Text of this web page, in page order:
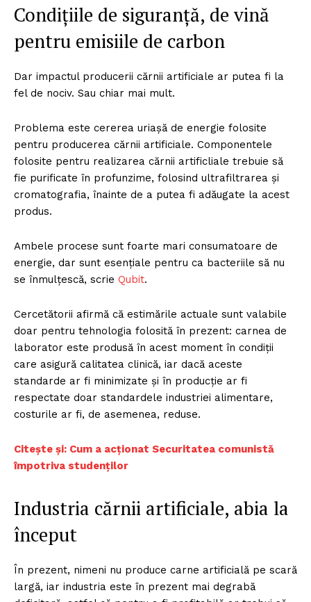
Condițiile de siguranță, de vină
pentru emisiile de carbon
Dar impactul producerii cărnii artificiale ar putea fi la
fel de nociv. Sau chiar mai mult.
Problema este cererea uriașă de energie folosite
pentru producerea cărnii artificiale. Componentele
folosite pentru realizarea cărnii artificliale trebuie să
fie purificate în profunzime, folosind ultrafiltrarea și
cromatografia, înainte de a putea fi adăugate la acest
produs.
Ambele procese sunt foarte mari consumatoare de
energie, dar sunt esențiale pentru ca bacteriile să nu
se înmulțescă, scrie Qubit.
Cercetătorii afirmă că estimările actuale sunt valabile
doar pentru tehnologia folosită în prezent: carnea de
laborator este produsă în acest moment în condiții
care asigură calitatea clinică, iar dacă aceste
standarde ar fi minimizate și în producție ar fi
respectate doar standardele industriei alimentare,
costurile ar fi, de asemenea, reduse.
Citește și: Cum a acționat Securitatea comunistă
împotriva studenților
Industria cărnii artificiale, abia la
început
În prezent, nimeni nu produce carne artificială pe scară
largă, iar industria este în prezent mai degrabă